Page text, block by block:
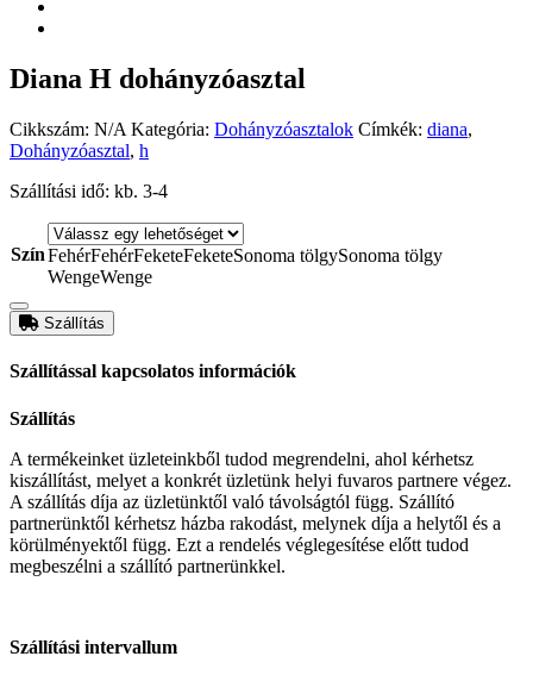
Diana H dohányzóasztal
Cikkszám: N/A Kategória: Dohányzóasztalok Címkék: diana,
Dohányzóasztal, h
Szállítási idő: kb. 3-4
SzínFehérFehérFeketeFeketeSonoma tölgySonoma tölgy
WengeWenge
Szállítás
Szállítással kapcsolatos információk
Szállítás
A termékeinket üzleteinkből tudod megrendelni, ahol kérhetsz
kiszállítást, melyet a konkrét üzletünk helyi fuvaros partnere végez.
A szállítás díja az üzletünktől való távolságtól függ. Szállító
partnerünktől kérhetsz házba rakodást, melynek díja a helytől és a
körülményektől függ. Ezt a rendelés véglegesítése előtt tudod
megbeszélni a szállító partnerünkkel.
Szállítási intervallum